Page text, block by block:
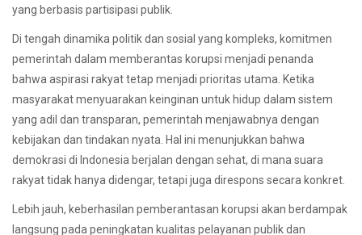
yang berbasis partisipasi publik.
Di tengah dinamika politik dan sosial yang kompleks, komitmen
pemerintah dalam memberantas korupsi menjadi penanda
bahwa aspirasi rakyat tetap menjadi prioritas utama. Ketika
masyarakat menyuarakan keinginan untuk hidup dalam sistem
yang adil dan transparan, pemerintah menjawabnya dengan
kebijakan dan tindakan nyata. Hal ini menunjukkan bahwa
demokrasi di Indonesia berjalan dengan sehat, di mana suara
rakyat tidak hanya didengar, tetapi juga direspons secara konkret.
Lebih jauh, keberhasilan pemberantasan korupsi akan berdampak
langsung pada peningkatan kualitas pelayanan publik dan